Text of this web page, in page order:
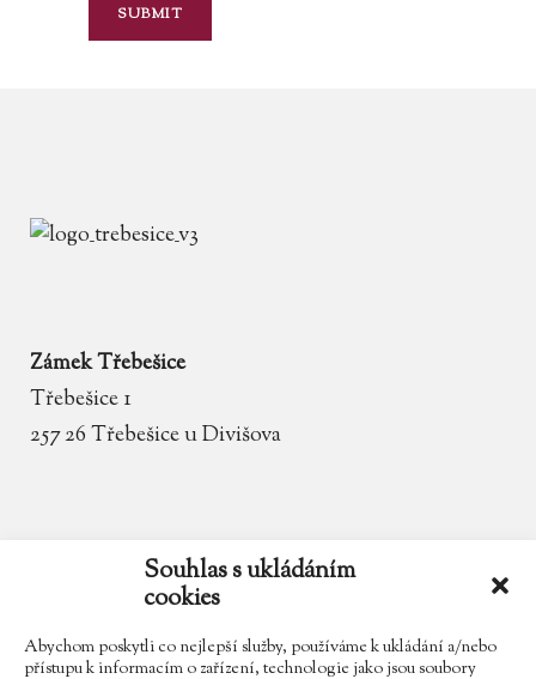
Souhlas s ukládáním
cookies
Abychom poskytli co nejlepší služby, používáme k ukládání a/nebo
přístupu k informacím o zařízení, technologie jako jsou soubory
Zámek Třebešice
Třebešice 1
257 26 Třebešice u Divišova
zamek.trebesice@volny.cz
602 354 467